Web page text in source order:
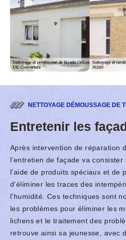
NETTOYAGE DÉMOUSSAGE DE
Entretenir les
Après intervention de réparation
l’entretien de façade va
l’aide de produits spéciaux et de
d’éliminer les traces des
l’humidité. Ces techniques sont
les problèmes pour éliminer les
lichens et le traitement des
retrouve ainsi sa jeunesse, avec